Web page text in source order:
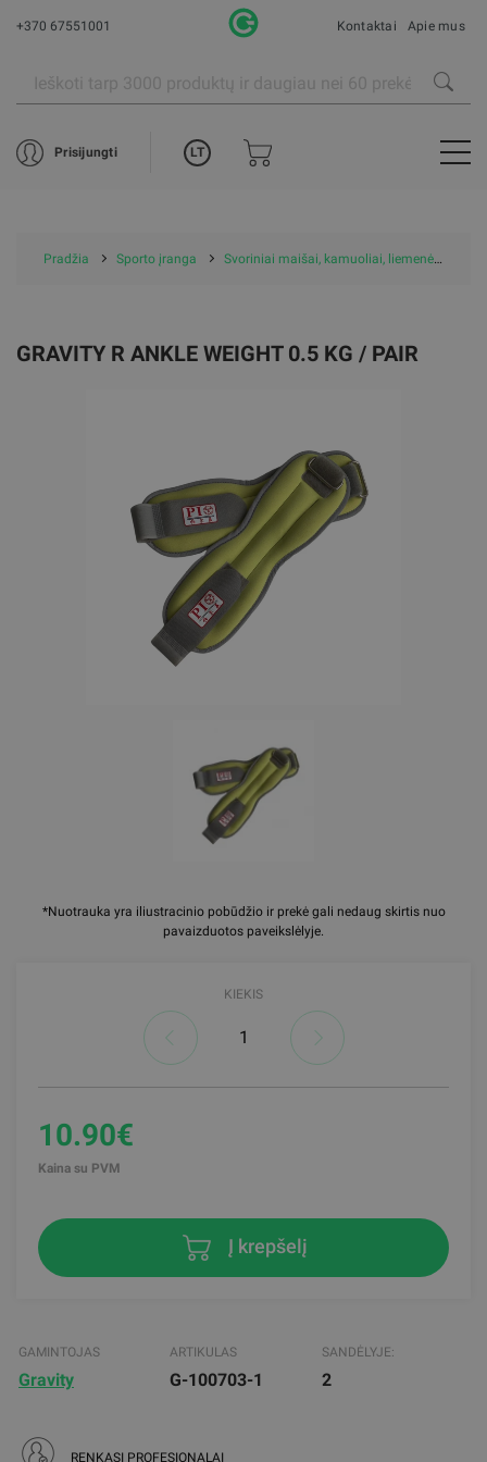
+370 67551001 Kontaktai Apie mus
Prisijungti LT
Pradžia Sporto įranga Svoriniai maišai, kamuoliai, liemenės, riešo svoriai
*Nuotrauka yra iliustracinio pobūdžio ir prekė gali nedaug skirtis nuo
pavaizduotos paveikslėlyje.
GRAVITY R ANKLE WEIGHT 0.5 KG / PAIR
KIEKIS
10.90€
Kaina su PVM
Į krepšelį
GAMINTOJAS
Gravity
ARTIKULAS
G-100703-1
SANDĖLYJE:
2
RENKASI PROFESIONALAI